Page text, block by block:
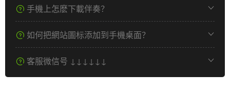
手機上怎麽下載伴奏？
如何把網站圖标添加到手機桌面？
客服微信号 ↓↓↓↓↓↓